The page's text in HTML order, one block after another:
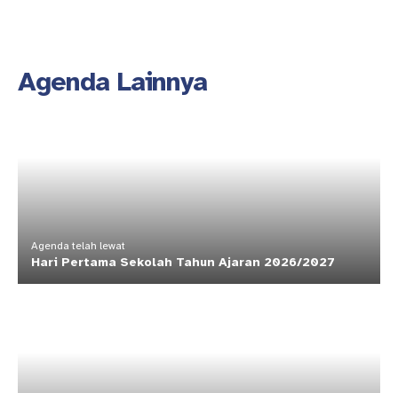
Agenda Lainnya
Agenda telah lewat
Hari Pertama Sekolah Tahun Ajaran 2026/2027